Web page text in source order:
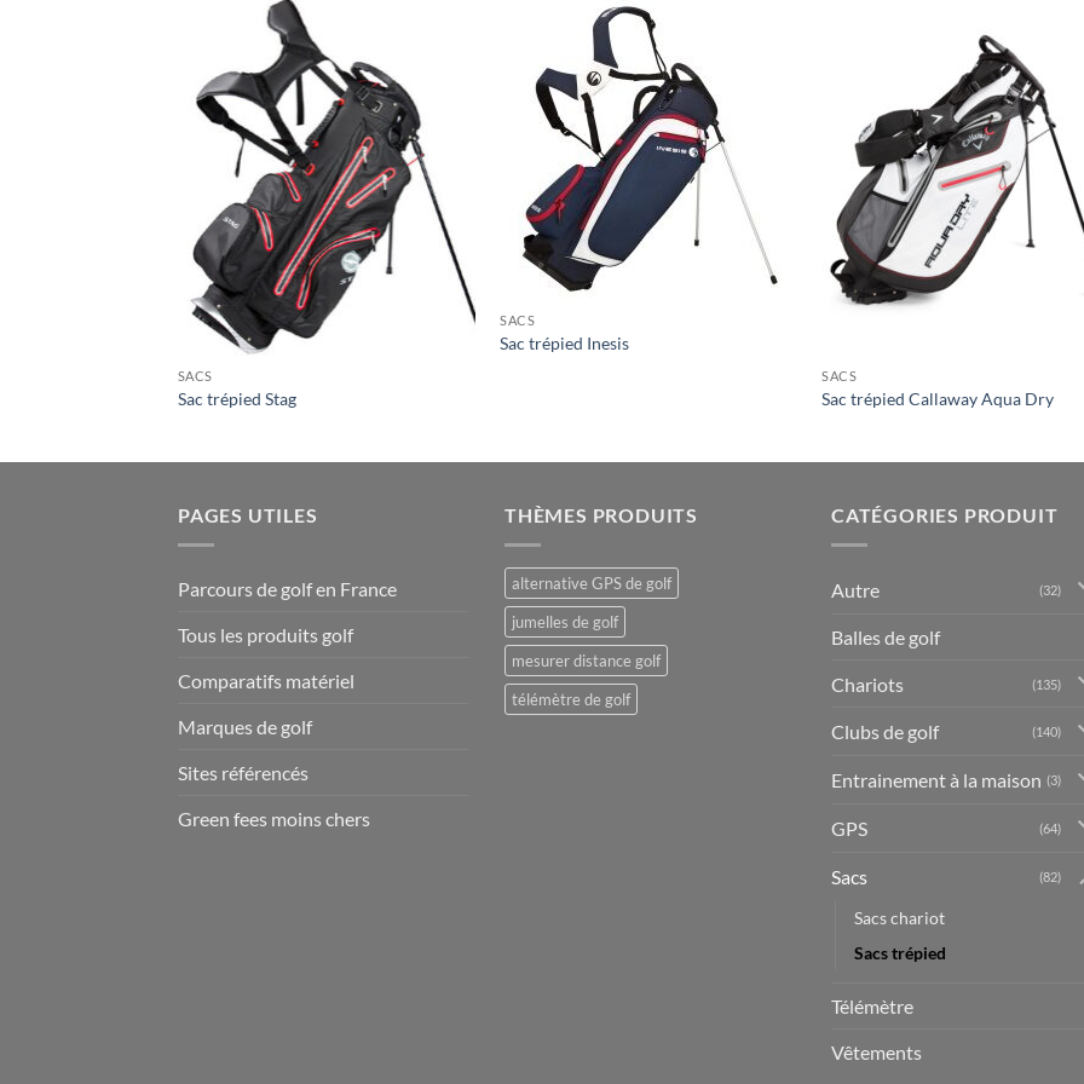
SACS
Sac trépied Stag
SACS
Sac trépied Inesis
SACS
Sac trépied Callaway Aqua Dry
PAGES UTILES
Parcours de golf en France
Tous les produits golf
Comparatifs matériel
Marques de golf
Sites référencés
Green fees moins chers
THÈMES PRODUITS
alternative GPS de golf
jumelles de golf
mesurer distance golf
télémètre de golf
CATÉGORIES PRODUIT
Autre (32)
Balles de golf
Chariots (135)
Clubs de golf (140)
Entrainement à la maison (3)
GPS (64)
Sacs (82)
Sacs chariot
Sacs trépied
Télémètre
Vêtements